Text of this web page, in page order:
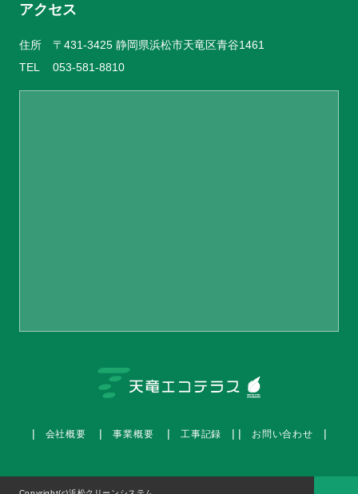
アクセス
住所
〒431-3425 静岡県浜松市天竜区青谷1461
TEL
053-581-8810
会社概要 事業概要 工事記録 お問い合わせ